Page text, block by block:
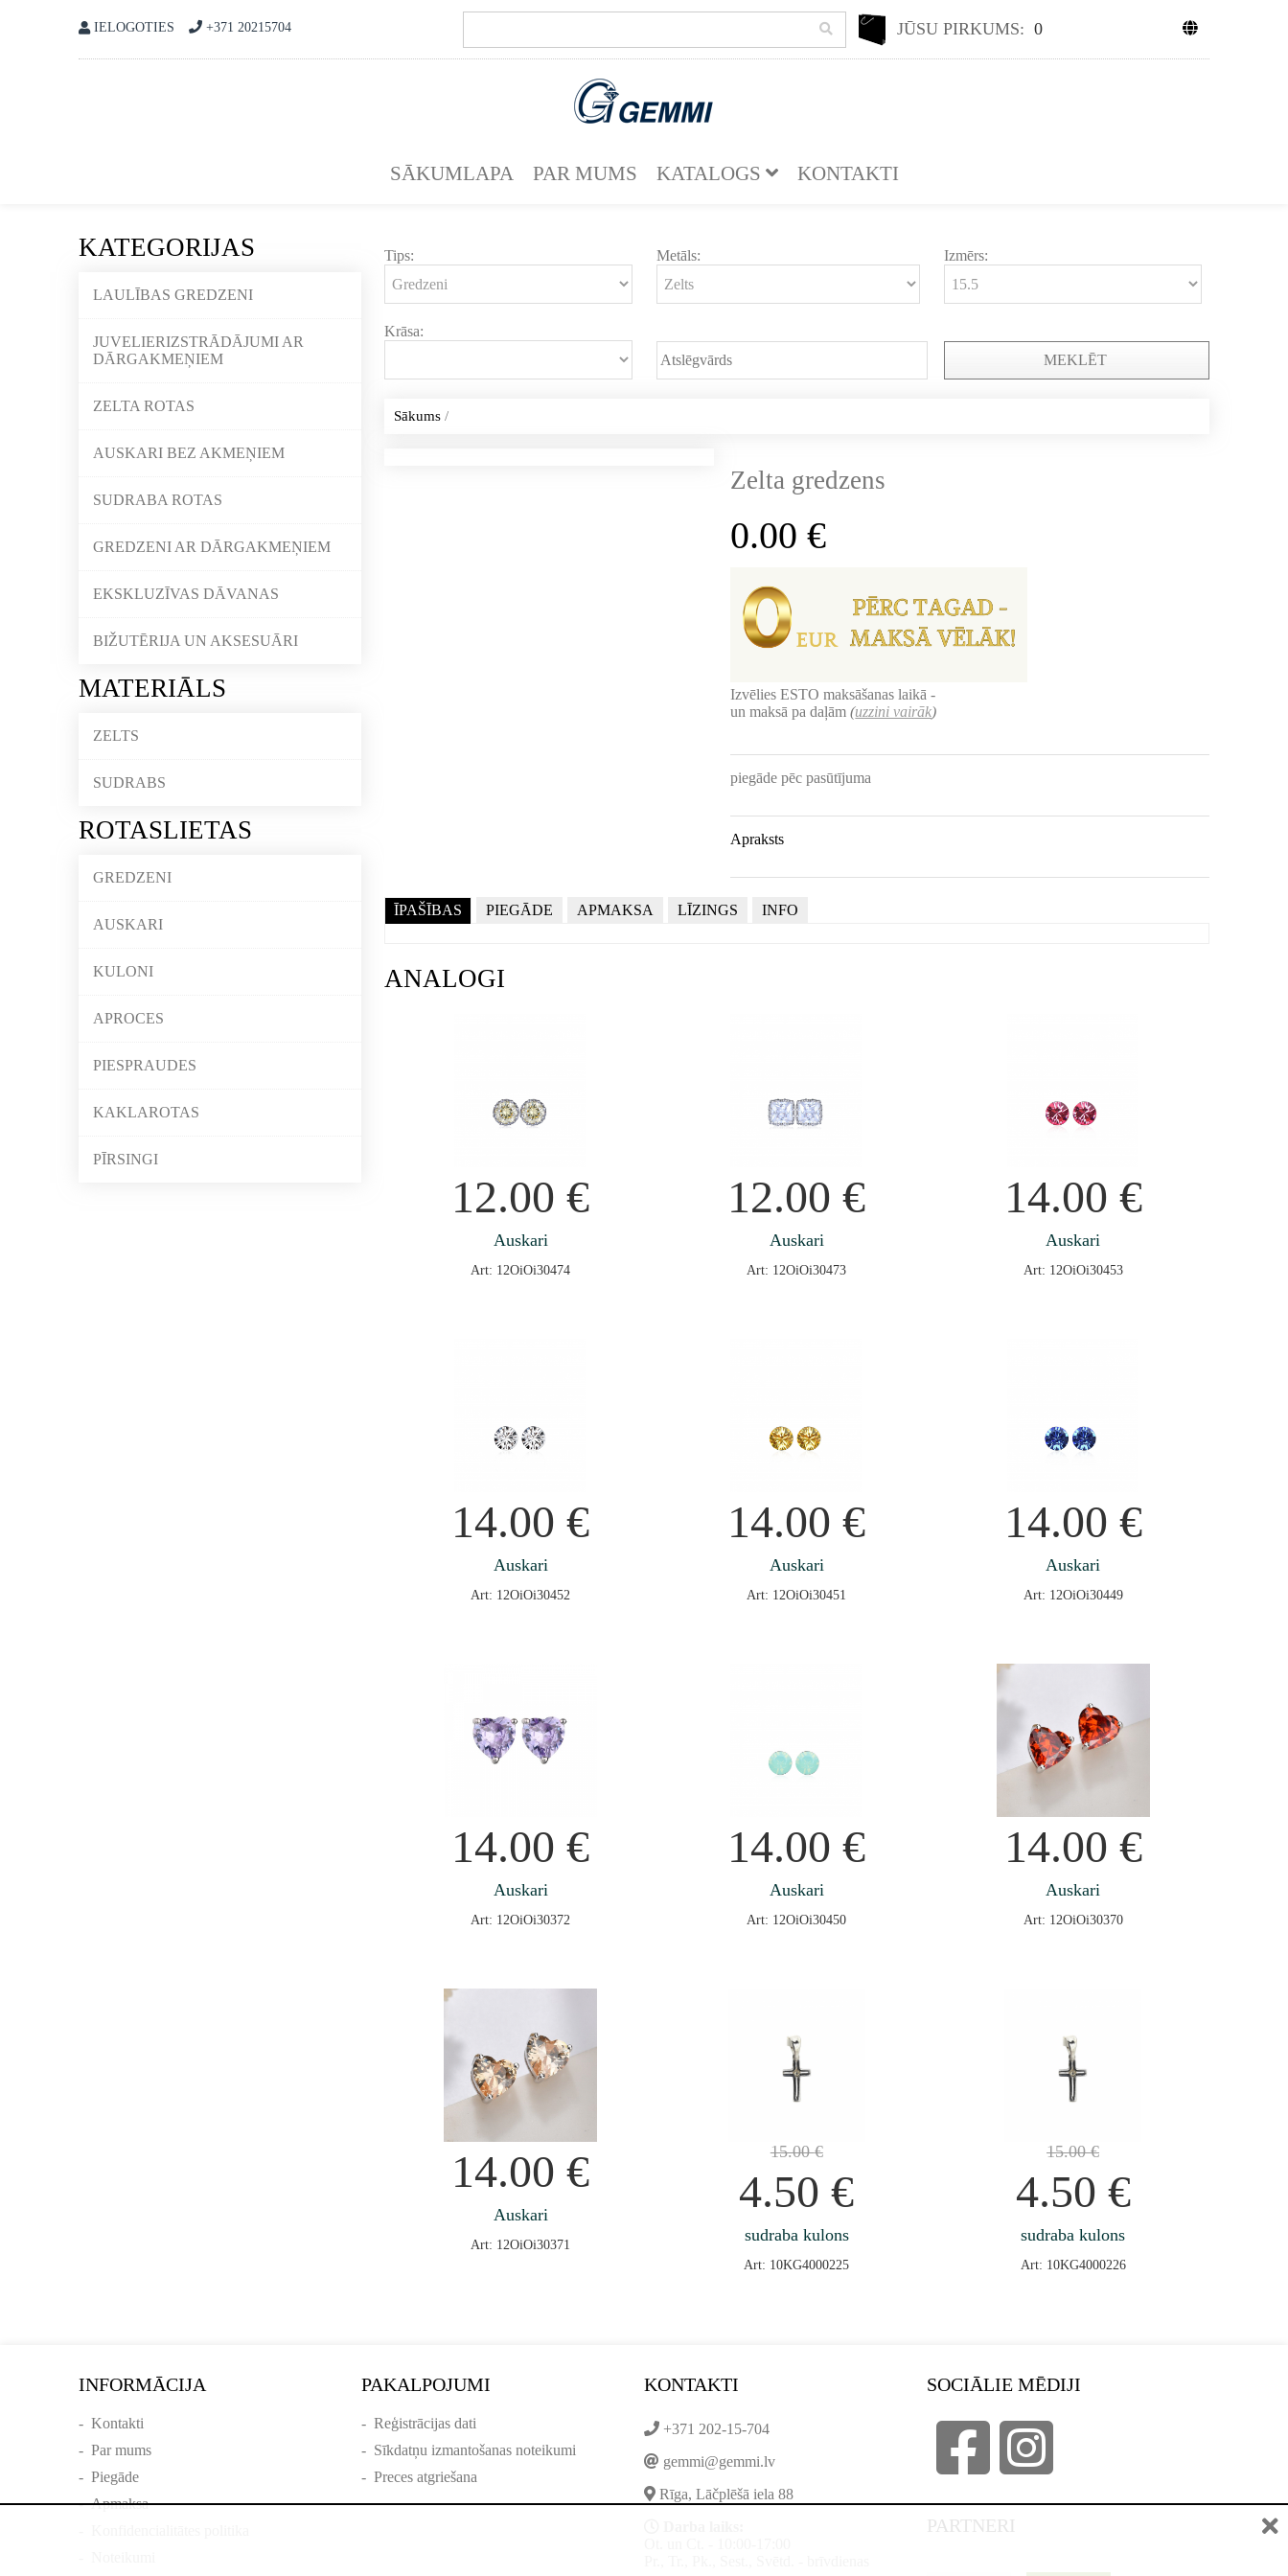
IELOGOTIES +371 20215704 JŪSU PIRKUMS: 0
SĀKUMLAPA PAR MUMS KATALOGS KONTAKTI
KATEGORIJAS
LAULĪBAS GREDZENI
JUVELIERIZSTRĀDĀJUMI AR
DĀRGAKMEŅIEM
ZELTA ROTAS
AUSKARI BEZ AKMEŅIEM
SUDRABA ROTAS
GREDZENI AR DĀRGAKMEŅIEM
EKSKLUZĪVAS DĀVANAS
BIŽUTĒRIJA UN AKSESUĀRI
MATERIĀLS
ZELTS
SUDRABS
ROTASLIETAS
GREDZENI
AUSKARI
KULONI
APROCES
PIESPRAUDES
KAKLAROTAS
PĪRSINGI
Tips: Metāls: Izmērs:
Krāsa:
MEKLĒT
Sākums/
Zelta gredzens
0.00€
Izvēlies ESTO maksāšanas laikā -
un maksā pa daļām(uzzini vairāk)
piegāde pēc pasūtījuma
Apraksts
ĪPAŠĪBAS PIEGĀDE APMAKSA LĪZINGS INFO
ANALOGI
12.00€
Auskari
Art: 12OiOi30474
12.00€
Auskari
Art: 12OiOi30473
14.00 €
Auskari
Art: 12OiOi30453
14.00€
Auskari
Art: 12OiOi30452
14.00€
Auskari
Art: 12OiOi30451
14.00 €
Auskari
Art: 12OiOi30449
14.00€
Auskari
Art: 12OiOi30372
14.00€
Auskari
Art: 12OiOi30450
14.00 €
Auskari
Art: 12OiOi30370
14.00€
Auskari
Art: 12OiOi30371
15.00€
4.50€
sudraba kulons
Art: 10KG4000225
15.00€
4.50 €
sudraba kulons
Art: 10KG4000226
INFORMĀCIJA
- Kontakti
- Par mums
- Piegāde
-Apmaksa
PAKALPOJUMI
- Reģistrācijas dati
- Sīkdatņu izmantošanas noteikumi
- Preces atgriešana
KONTAKTI
+371 202-15-704
gemmi@gemmi.lv
Rīga, Lāčplēšā iela 88
SOCIĀLIE MĒDIJI
PARTNERI